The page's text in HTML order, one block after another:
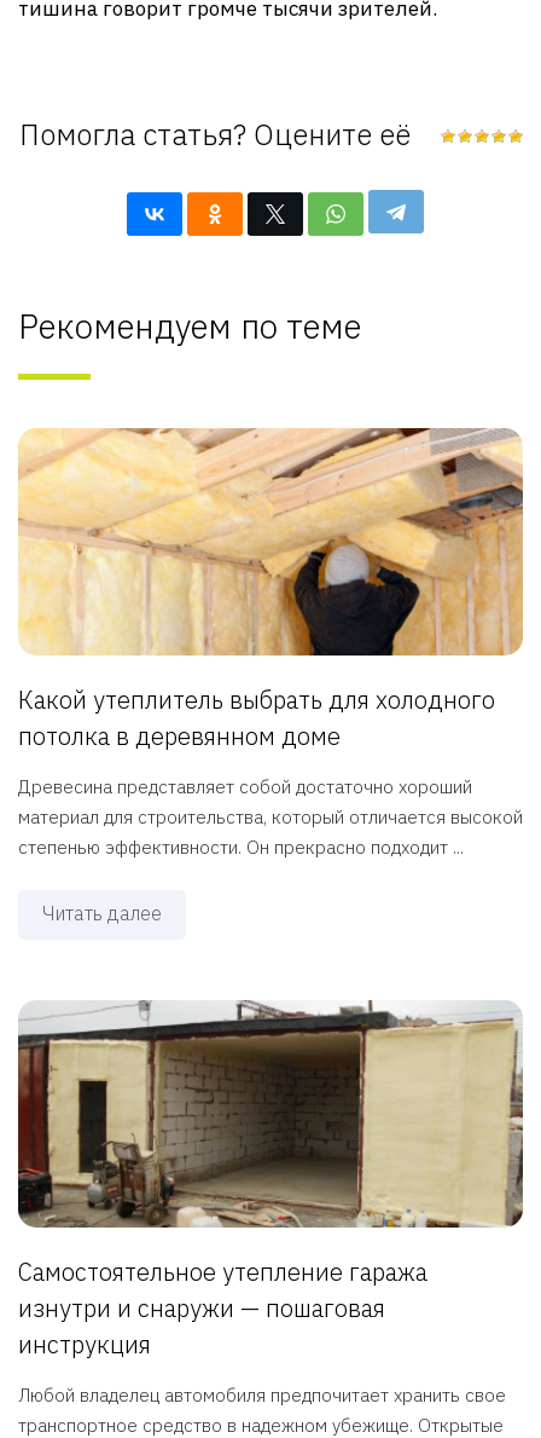
тишина говорит громче тысячи зрителей.
Помогла статья? Оцените её
Рекомендуем по теме
Какой утеплитель выбрать для холодного
потолка в деревянном доме
Древесина представляет собой достаточно хороший
материал для строительства, который отличается высокой
степенью эффективности. Он прекрасно подходит ...
Читать далее
Самостоятельное утепление гаража
изнутри и снаружи — пошаговая
инструкция
Любой владелец автомобиля предпочитает хранить свое
транспортное средство в надежном убежище. Открытые